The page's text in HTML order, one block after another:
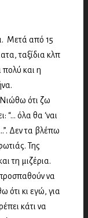
Μετά από 15
ταξίδια κλπ
και η
Νιώθω ότι ζω
“… όλα θα ‘ναι
Δεν τα βλέπω
Της
τη μιζέρια.
να
ότι κι εγώ, για
κάτι να